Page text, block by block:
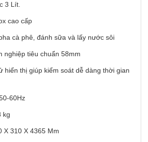
3 Lít.
cao cấp
cà phê, đánh sữa và lấy nước sôi
nghiệp tiêu chuẩn 58mm
hiển thị giúp kiểm soát dễ dàng thời gian
60Hz
kg
X 310 X 4365 Mm